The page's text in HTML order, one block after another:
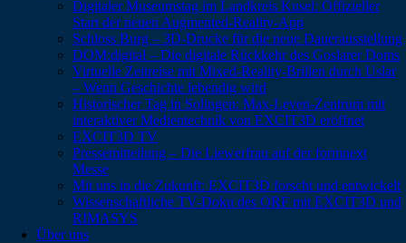
Digitaler Museumstag im Landkreis Kusel: Offizieller
Start der neuen Augmented-Reality-App
Schloss Burg – 3D-Drucke für die neue Dauerausstellung
DOM:digital – Die digitale Rückkehr des Goslarer Doms
Virtuelle Zeitreise mit Mixed-Reality-Brillen durch Uslar
– Wenn Geschichte lebendig wird
Historischer Tag in Solingen: Max-Leven-Zentrum mit
interaktiver Medientechnik von EXCIT3D eröffnet
EXCIT3D TV
Pressemitteilung – Die Liewerfrau auf der formnext
Messe
Mit uns in die Zukunft: EXCIT3D forscht und entwickelt
Wissenschaftliche TV-Doku des ORF mit EXCIT3D und
RIMASYS
Über uns